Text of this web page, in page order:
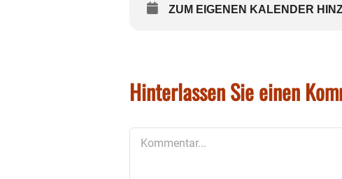
ZUM EIGENEN KALENDER
Hinterlassen Sie einen